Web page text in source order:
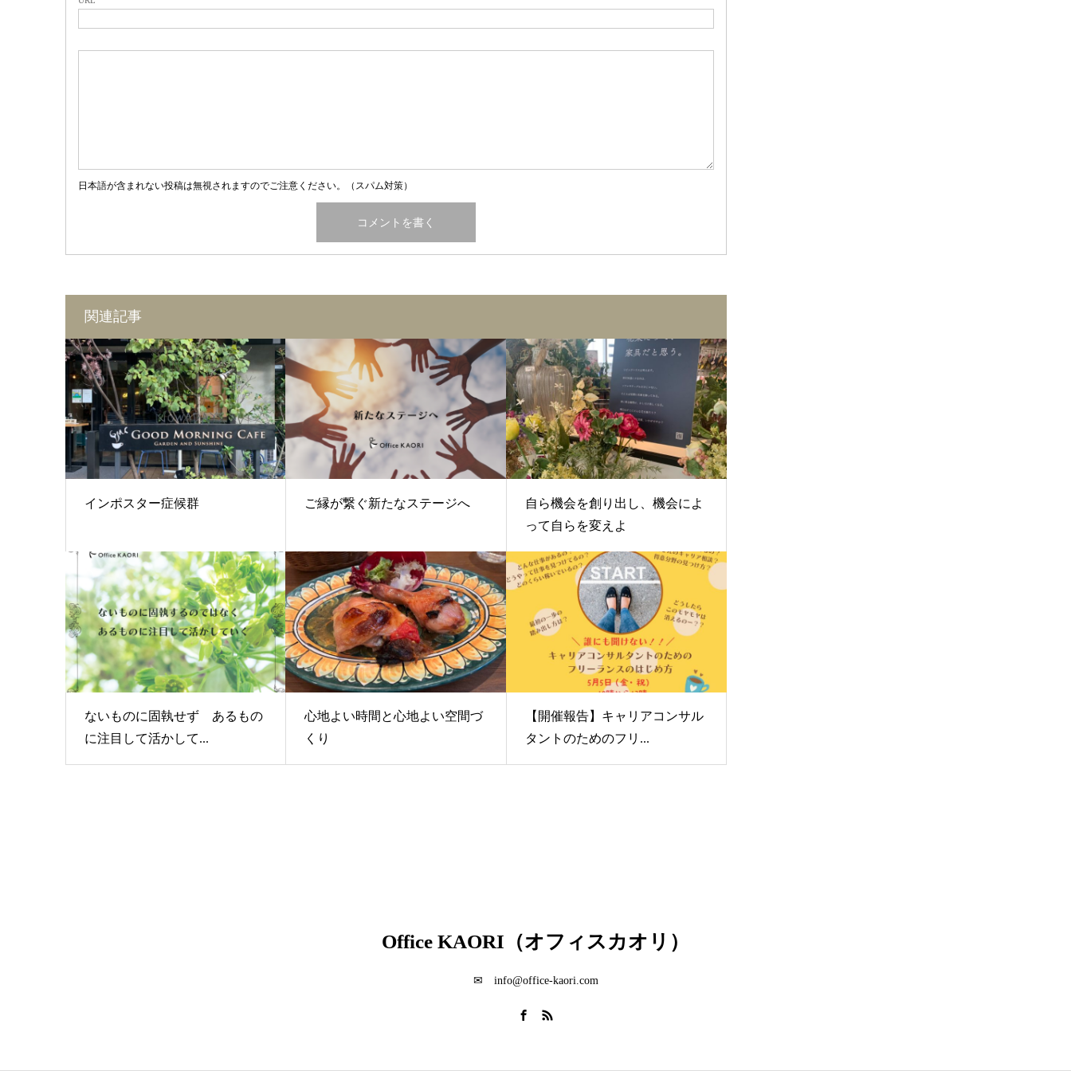
日本語が含まれない投稿は無視されますのでご注意ください。（スパム対策）
関連記事
インポスター症候群 ご縁が繋ぐ新たなステージへ
自ら機会を創り出し、機会によ
って自らを変えよ
ないものに固執せず あるもの
に注目して活かして...
心地よい時間と心地よい空間づ
くり
【開催報告】キャリアコンサル
タントのためのフリ...
Office KAORI（オフィスカオリ）
✉ info@office-kaori.com